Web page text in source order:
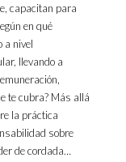
capacitan para
en qué
a nivel
llevando a
te cubra? Más allá
la práctica
sobre
de cordada…